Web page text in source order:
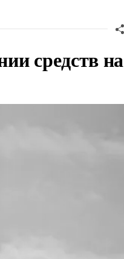
средств на